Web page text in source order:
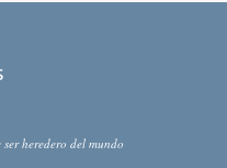
heredero del mundo